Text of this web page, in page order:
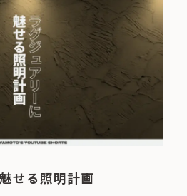
せる照明計画